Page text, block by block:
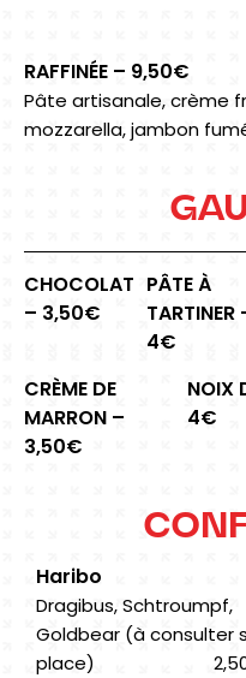
RAFFINÉE – 9,50€
Pâte artisanale, crème
mozzarella, jambon
CHOCOLAT
– 3,50€
PÂTE À
TARTINER
4€
CRÈME DE
MARRON –
3,50€
NOIX
4€
Haribo
Dragibus, Schtroumpf,
Goldbear (à consulter
place)